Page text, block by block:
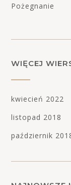
Pożegnanie
WIĘCEJ
kwiecień 2022
listopad 2018
październik